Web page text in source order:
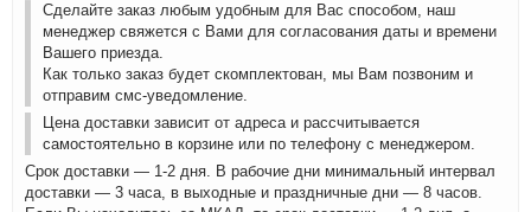
Сделайте заказ любым удобным для Вас способом, наш
менеджер свяжется с Вами для согласования даты и времени
Вашего приезда.
Как только заказ будет скомплектован, мы Вам позвоним и
отправим смс-уведомление.
Цена доставки зависит от адреса и рассчитывается
самостоятельно в корзине или по телефону с менеджером.
Срок доставки — 1-2 дня. В рабочие дни минимальный интервал
доставки — 3 часа, в выходные и праздничные дни — 8 часов.